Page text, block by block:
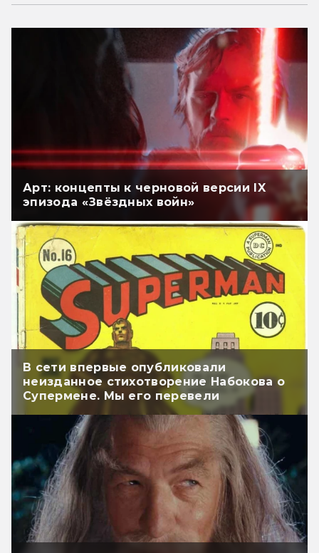
Арт: концепты к черновой версии IX
эпизода «Звёздных войн»
В сети впервые опубликовали
неизданное стихотворение Набокова о
Супермене. Мы его перевели